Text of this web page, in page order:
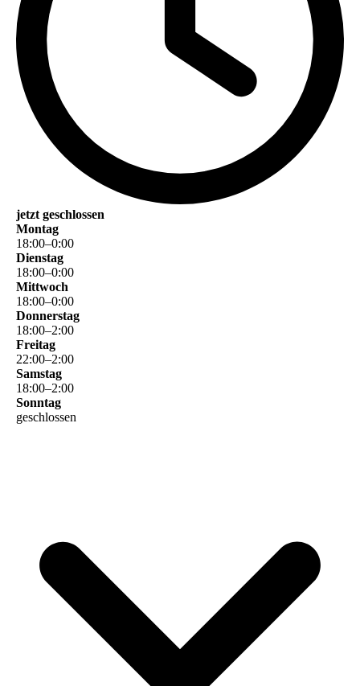
jetzt geschlossen
Montag
18:00–0:00
Dienstag
18:00–0:00
Mittwoch
18:00–0:00
Donnerstag
18:00–2:00
Freitag
22:00–2:00
Samstag
18:00–2:00
Sonntag
geschlossen